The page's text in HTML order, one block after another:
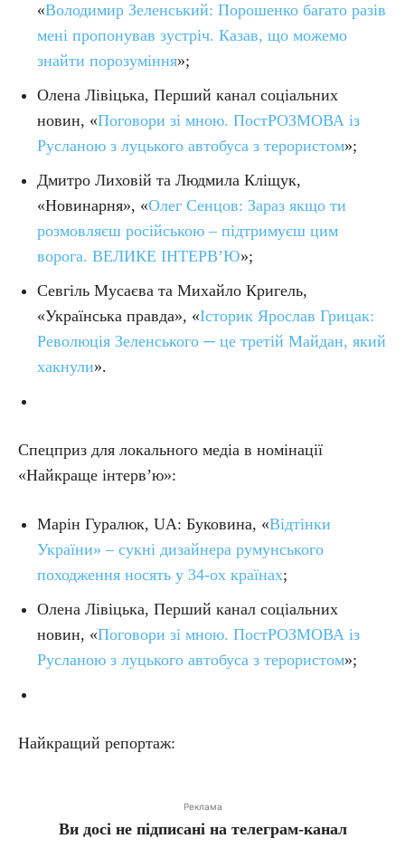
«Володимир Зеленський: Порошенко багато разів
мені пропонував зустріч. Казав, що можемо
знайти порозуміння»;
Олена Лівіцька, Перший канал соціальних
новин, «Поговори зі мною. ПостРОЗМОВА із
Русланою з луцького автобуса з терористом»;
Дмитро Лиховій та Людмила Кліщук,
«Новинарня», «Олег Сенцов: Зараз якщо ти
розмовляєш російською – підтримуєш цим
ворога. ВЕЛИКЕ ІНТЕРВ’Ю»;
Севгіль Мусаєва та Михайло Кригель,
«Українська правда», «Історик Ярослав Грицак:
Революція Зеленського ─ це третій Майдан, який
хакнули».
Спецприз для локального медіа в номінації
«Найкраще інтерв’ю»:
Марін Гуралюк, UA: Буковина, «Відтінки
України» – сукні дизайнера румунського
походження носять у 34-ох країнах;
Олена Лівіцька, Перший канал соціальних
новин, «Поговори зі мною. ПостРОЗМОВА із
Русланою з луцького автобуса з терористом»;
Найкращий репортаж:
Реклама
Ви досі не підписані на телеграм-канал